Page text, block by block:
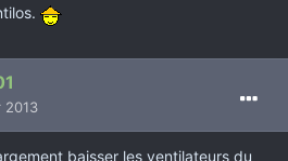
2013
baisser les ventilateurs du